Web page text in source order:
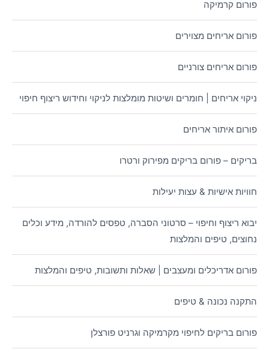
פורום קרמיקה
פורום אריחים מצוירים
פורום אריחים צורניים
ניקוי אריחים | חומרים ושיטות מומלצות לניקוי וחידוש ריצוף חיפוי
פורום איתור אריחים
בריקים – פורום בריקים מפירוק ורטרו
חוויות אישיות & עצות יעילות
יבוא ריצוף וחיפוי – סרטוני הסברה, טפסים להורדה, מידע וכלים
נחוצים, טיפים והמלצות
פורום אדריכלים ומעצבים | שאלות ותשובות, טיפים והמלצות
התקנה נכונה & טיפים
פורום בריקים לחיפוי מקרמיקה וגרניט פורצלן